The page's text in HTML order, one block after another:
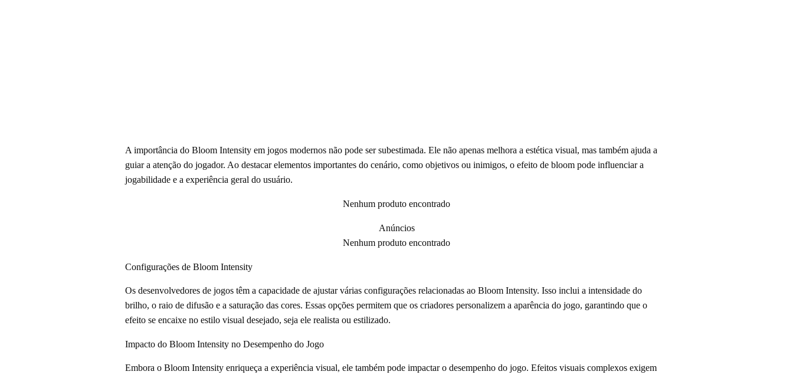
A importância do Bloom Intensity em jogos modernos não pode ser subestimada. Ele não apenas melhora a estética visual, mas também ajuda a
guiar a atenção do jogador. Ao destacar elementos importantes do cenário, como objetivos ou inimigos, o efeito de bloom pode influenciar a
jogabilidade e a experiência geral do usuário.
Nenhum produto encontrado
Anúncios
Nenhum produto encontrado
Configurações de Bloom Intensity
Os desenvolvedores de jogos têm a capacidade de ajustar várias configurações relacionadas ao Bloom Intensity. Isso inclui a intensidade do
brilho, o raio de difusão e a saturação das cores. Essas opções permitem que os criadores personalizem a aparência do jogo, garantindo que o
efeito se encaixe no estilo visual desejado, seja ele realista ou estilizado.
Impacto do Bloom Intensity no Desempenho do Jogo
Embora o Bloom Intensity enriqueça a experiência visual, ele também pode impactar o desempenho do jogo. Efeitos visuais complexos exigem